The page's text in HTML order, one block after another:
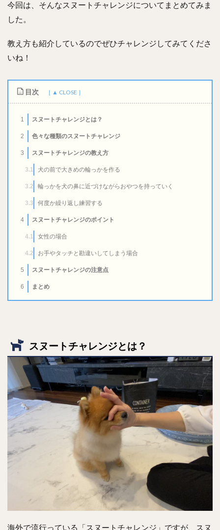
今回は、そんなスヌートチャレンジについてまとめてみま
した。
教え方も紹介しているのでぜひチャレンジしてみてくださ
いね！
目次
1 スヌートチャレンジとは？
2 色々な種類のスヌートチャレンジ
3 スヌートチャレンジの教え方
3.1 犬の前で大きめの輪っかを作る
3.2 輪っかを犬の鼻に近づけながらおやつを持っていく
3.3 何度か繰り返し練習する
4 スヌートチャレンジのポイント
4.1 女性の場合
4.2 お手やタッチと勘違いしてしまう場合
5 スヌートチャレンジの注意点
6 まとめ
スヌートチャレンジとは？
海外で流行っている「スヌートチャレンジ」ですが、
スヌ